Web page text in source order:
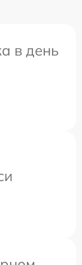
в день